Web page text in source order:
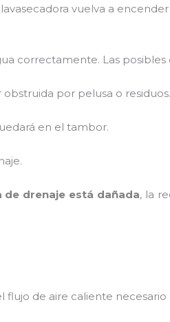
vuelva a
correctamente. Las posibles
por pelusa o residuos.
en el tambor.
de drenaje está dañada, la
de aire caliente necesario